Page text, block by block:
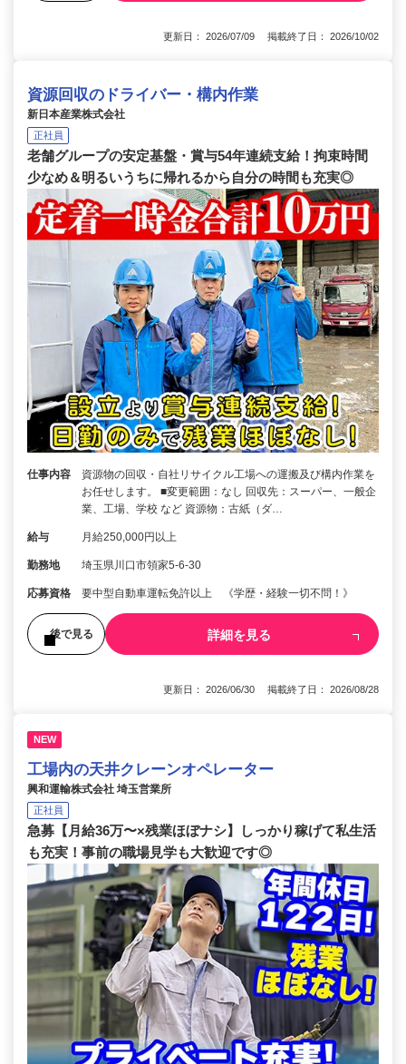
更新日： 2026/07/09 掲載終了日： 2026/10/02
資源回収のドライバー・構内作業
新日本産業株式会社
正社員
老舗グループの安定基盤・賞与54年連続支給！拘束時間
少なめ＆明るいうちに帰れるから自分の時間も充実◎
仕事内容
資源物の回収・自社リサイクル工場への運搬及び構内作業を
お任せします。 ■変更範囲：なし 回収先：スーパー、一般企
業、工場、学校 など 資源物：古紙（ダ…
給与 月給250,000円以上
勤務地 埼玉県川口市領家5-6-30
応募資格 要中型自動車運転免許以上 《学歴・経験一切不問！》
後で見る 詳細を見る
更新日： 2026/06/30 掲載終了日： 2026/08/28
NEW
工場内の天井クレーンオペレーター
興和運輸株式会社 埼玉営業所
正社員
急募【月給36万〜×残業ほぼナシ】しっかり稼げて私生活
も充実！事前の職場見学も大歓迎です◎